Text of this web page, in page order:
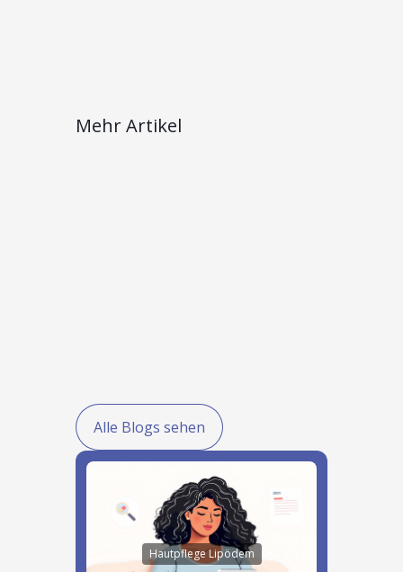
Mehr Artikel
Alle Blogs sehen
Hautpflege Lipödem